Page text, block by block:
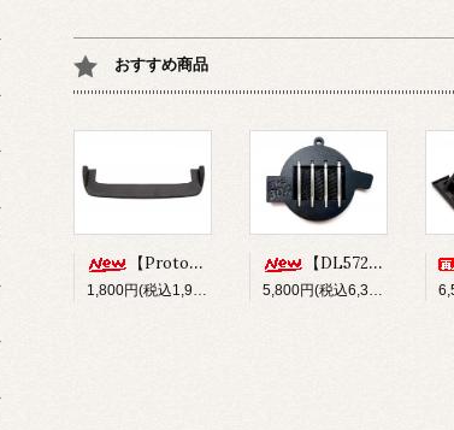
おすすめ商品
【Prototype34】フロントディフューザー
1,800円(税込1,980円)
【DL572】SUS304 ステンレスショックシャフト(φ3x33.5mm)
5,800円(税込6,380円)